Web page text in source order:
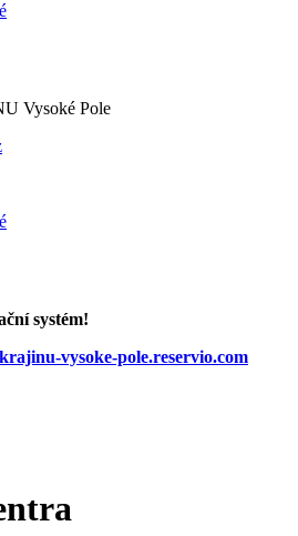
Vysoké Pole
systém!
vysoke-pole.reservio.com